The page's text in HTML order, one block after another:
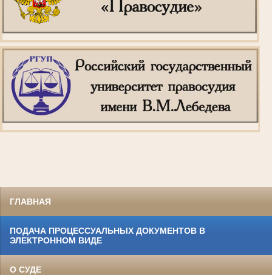
ГЛАВНАЯ
ПОДАЧА ПРОЦЕССУАЛЬНЫХ ДОКУМЕНТОВ В
ЭЛЕКТРОННОМ ВИДЕ
О СУДЕ